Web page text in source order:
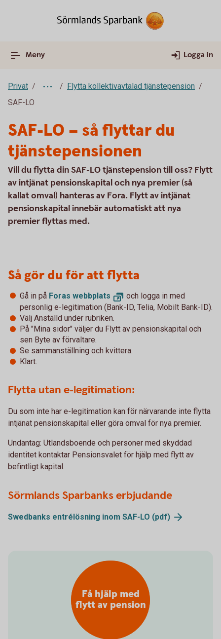
Meny Logga in
Privat
Flytta kollektivavtalad tjänstepension
SAF-LO
SAF-LO – så flyttar du
tjänstepensionen
Vill du flytta din SAF-LO tjänstepension till oss? Flytt
av intjänat pensionskapital och nya premier (så
kallat omval) hanteras av Fora. Flytt av intjänat
pensionskapital innebär automatiskt att nya
premier flyttas med.
Så gör du för att flytta
Gå in på Foras webbplats
och logga in med
personlig e-legitimation (Bank-ID, Telia, Mobilt Bank-ID).
Välj Anställd under rubriken.
På "Mina sidor" väljer du Flytt av pensionskapital och
sen Byte av förvaltare.
Se sammanställning och kvittera.
Klart.
Flytta utan e-legitimation:
Du som inte har e-legitimation kan för närvarande inte flytta
intjänat pensionskapital eller göra omval för nya premier.
Undantag: Utlandsboende och personer med skyddad
identitet kontaktar Pensionsvalet för hjälp med flytt av
befintligt kapital.
Sörmlands Sparbanks erbjudande
Swedbanks entrélösning inom SAF-LO (pdf)
Få hjälp med
flytt av pension